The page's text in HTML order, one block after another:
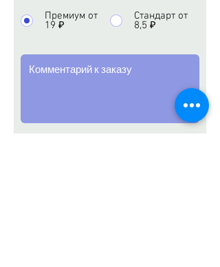
Премиум от
19 ₽
Стандарт от
8,5 ₽